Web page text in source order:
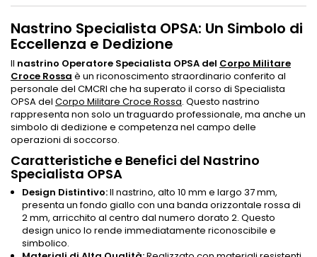
Nastrino Specialista OPSA: Un Simbolo di
Eccellenza e Dedizione
Il nastrino Operatore Specialista OPSA del Corpo Militare
Croce Rossa è un riconoscimento straordinario conferito al
personale del CMCRI che ha superato il corso di Specialista
OPSA del Corpo Militare Croce Rossa. Questo nastrino
rappresenta non solo un traguardo professionale, ma anche un
simbolo di dedizione e competenza nel campo delle
operazioni di soccorso.
Caratteristiche e Benefici del Nastrino
Specialista OPSA
Design Distintivo:Il nastrino, alto 10 mm e largo 37 mm,
presenta un fondo giallo con una banda orizzontale rossa di
2 mm, arricchito al centro dal numero dorato 2. Questo
design unico lo rende immediatamente riconoscibile e
simbolico.